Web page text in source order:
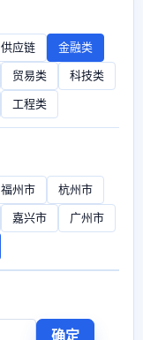
供应链 金融类
贸易类 科技类
工程类
福州市 杭州市
嘉兴市 广州市
确定